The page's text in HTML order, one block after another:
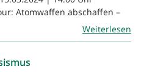
Atomwaffen abschaffen –
Weiterlesen